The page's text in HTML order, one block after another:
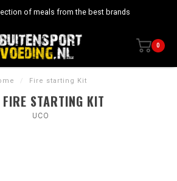
of meals from the best brands
0
/ Fire starting Kit
FIRE STARTING KIT
UCO